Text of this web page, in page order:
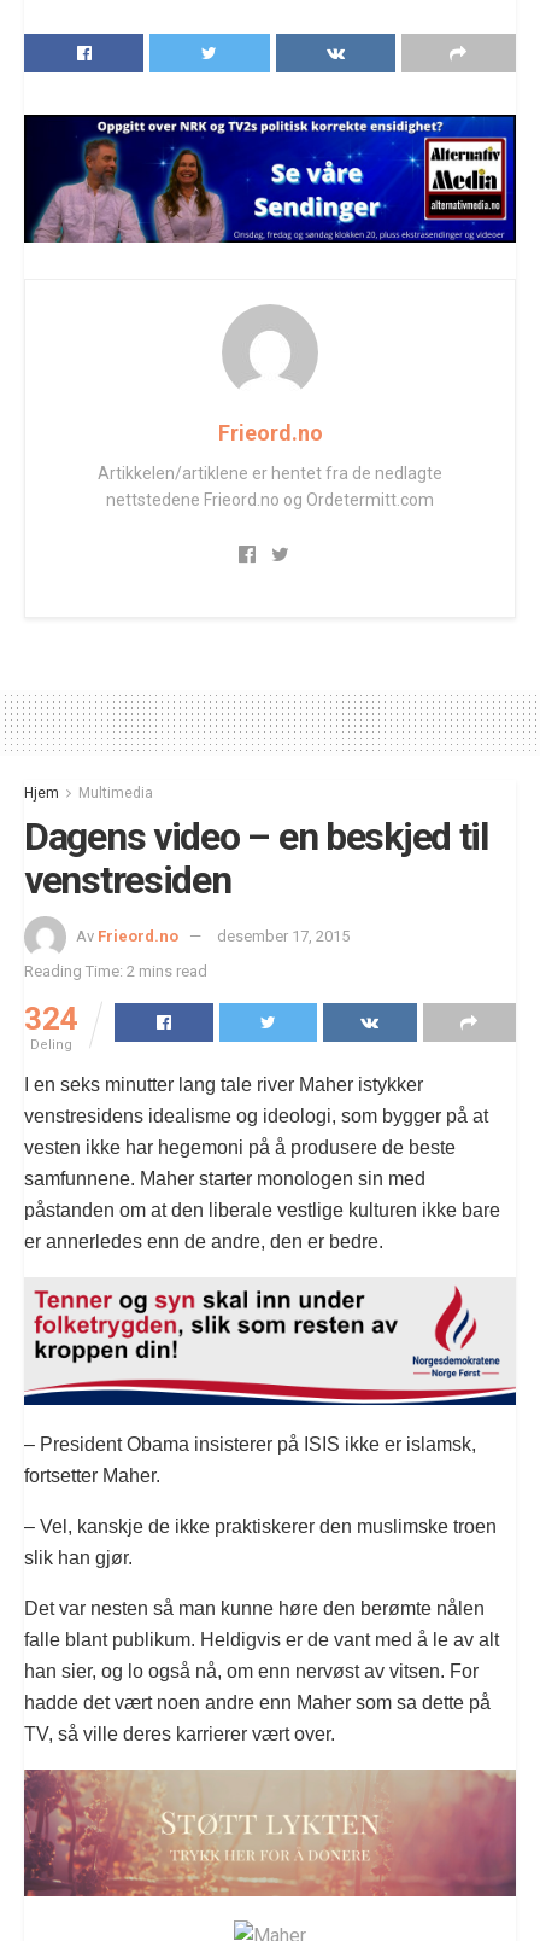
Frieord.no
Artikkelen/artiklene er hentet fra de nedlagte
nettstedene Frieord.no og Ordetermitt.com
Hjem Multimedia
Dagens video – en beskjed til
venstresiden
Av Frieord.no
desember 17, 2015
Reading Time: 2 mins read
324
Deling
I en seks minutter lang tale river Maher istykker
venstresidens idealisme og ideologi, som bygger på at
vesten ikke har hegemoni på å produsere de beste
samfunnene. Maher starter monologen sin med
påstanden om at den liberale vestlige kulturen ikke bare
er annerledes enn de andre, den er bedre.
– President Obama insisterer på ISIS ikke er islamsk,
fortsetter Maher.
– Vel, kanskje de ikke praktiskerer den muslimske troen
slik han gjør.
Det var nesten så man kunne høre den berømte nålen
falle blant publikum. Heldigvis er de vant med å le av alt
han sier, og lo også nå, om enn nervøst av vitsen. For
hadde det vært noen andre enn Maher som sa dette på
TV, så ville deres karrierer vært over.